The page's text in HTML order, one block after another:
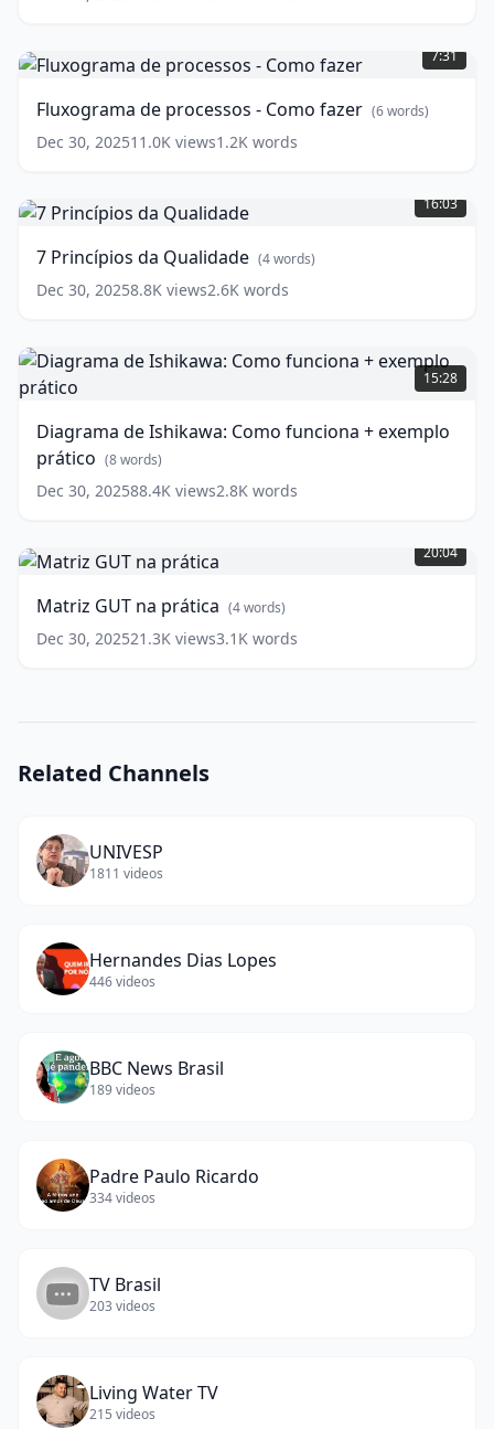
de
processos
Como
fazer
(6
7:31
Fluxograma de processos - Como fazer (6words)
Dec 30, 202511.0K views1.2K words
Princípios
da
words)
16:03
7 Princípios da Qualidade (4words)
Dec 30, 20258.8K views2.6K words
Diagrama
de
Ishikawa:
funciona
+
exemplo
prático
15:28
Diagrama de Ishikawa: Como funciona + exemplo
prático (8words)
Dec 30, 202588.4K views2.8K words
GUT
na
words)
20:04
Matriz GUT na prática (4words)
Dec 30, 202521.3K views3.1K words
Related Channels
UNIVESP
1811 videos
Hernandes Dias Lopes
446videos
BBC News Brasil
189videos
Padre Paulo Ricardo
334videos
TV Brasil
203 videos
Living Water TV
215 videos